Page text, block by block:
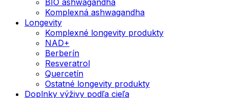
Komplexná ashwagandha
Longevity
Komplexné longevity produkty
NAD+
Berberín
Resveratrol
Quercetín
Ostatné longevity produkty
Doplnky výživy podľa cieľa